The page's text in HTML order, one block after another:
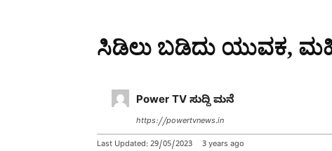
ಸಿಡಿಲು ಬಡಿದು ಯುವಕ,
Power TV ಸುದ್ದಿ ಮನೆ
https://powertvnews.in
Last Updated: 29/05/2023 3 years ago